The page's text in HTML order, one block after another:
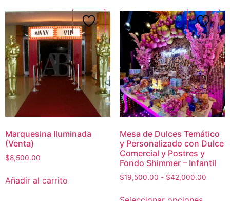
Marquesina Iluminada
(Venta)
$8,500.00
Añadir al carrito
Mesa de Dulces Temático
y Personalizado con Dulce
Comercial y Postres y
Fondo Shimmer – Infantil
$19,500.00 - $42,000.00